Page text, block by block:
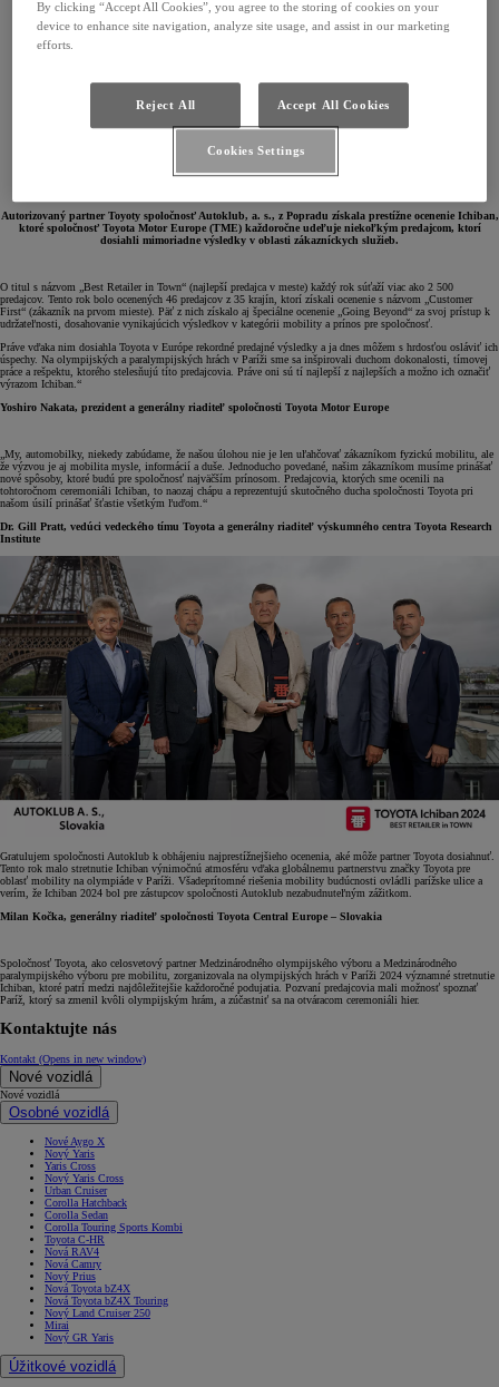
Autorizovaný partner Toyoty spoločnosť Autoklub, a. s., z Popradu získala prestížne ocenenie Ichiban,
ktoré spoločnosť Toyota Motor Europe (TME) každoročne udeľuje niekoľkým predajcom, ktorí
dosiahli mimoriadne výsledky v oblasti zákazníckych služieb.
O titul s názvom „Best Retailer in Town“ (najlepší predajca v meste) každý rok súťaží viac ako 2 500
predajcov. Tento rok bolo ocenených 46 predajcov z 35 krajín, ktorí získali ocenenie s názvom „Customer
First“ (zákazník na prvom mieste). Päť z nich získalo aj špeciálne ocenenie „Going Beyond“ za svoj prístup k
udržateľnosti, dosahovanie vynikajúcich výsledkov v kategórii mobility a prínos pre spoločnosť.
Práve vďaka nim dosiahla Toyota v Európe rekordné predajné výsledky a ja dnes môžem s hrdosťou osláviť ich
úspechy. Na olympijských a paralympijských hrách v Paríži sme sa inšpirovali duchom dokonalosti, tímovej
práce a rešpektu, ktorého stelesňujú títo predajcovia. Práve oni sú tí najlepší z najlepších a možno ich označiť
výrazom Ichiban.“
Yoshiro Nakata, prezident a generálny riaditeľ spoločnosti Toyota Motor Europe
„My, automobilky, niekedy zabúdame, že našou úlohou nie je len uľahčovať zákazníkom fyzickú mobilitu, ale
že výzvou je aj mobilita mysle, informácií a duše. Jednoducho povedané, našim zákazníkom musíme prinášať
nové spôsoby, ktoré budú pre spoločnosť najväčším prínosom. Predajcovia, ktorých sme ocenili na
tohtoročnom ceremoniáli Ichiban, to naozaj chápu a reprezentujú skutočného ducha spoločnosti Toyota pri
našom úsilí prinášať šťastie všetkým ľuďom.“
Dr. Gill Pratt, vedúci vedeckého tímu Toyota a generálny riaditeľ výskumného centra Toyota Research
Institute
Gratulujem spoločnosti Autoklub k obhájeniu najprestížnejšieho ocenenia, aké môže partner Toyota dosiahnuť.
Tento rok malo stretnutie Ichiban výnimočnú atmosféru vďaka globálnemu partnerstvu značky Toyota pre
oblasť mobility na olympiáde v Paríži. Všadeprítomné riešenia mobility budúcnosti ovládli parížske ulice a
verím, že Ichiban 2024 bol pre zástupcov spoločnosti Autoklub nezabudnuteľným zážitkom.
Milan Kočka, generálny riaditeľ spoločnosti Toyota Central Europe – Slovakia
Spoločnosť Toyota, ako celosvetový partner Medzinárodného olympijského výboru a Medzinárodného
paralympijského výboru pre mobilitu, zorganizovala na olympijských hrách v Paríži 2024 významné stretnutie
Ichiban, ktoré patrí medzi najdôležitejšie každoročné podujatia. Pozvaní predajcovia mali možnosť spoznať
Paríž, ktorý sa zmenil kvôli olympijským hrám, a zúčastniť sa na otváracom ceremoniáli hier.
Kontaktujte nás
Kontakt (Opens in new window)
Nové vozidlá
Nové vozidlá
Osobné vozidlá
Nové Aygo X
Nový Yaris
Yaris Cross
Nový Yaris Cross
Urban Cruiser
Corolla Hatchback
Corolla Sedan
Corolla Touring Sports Kombi
Toyota C-HR
Nová RAV4
Nová Camry
Nový Prius
Nová Toyota bZ4X
Nová Toyota bZ4X Touring
Nový Land Cruiser 250
Mirai
Nový GR Yaris
Úžitkové vozidlá
By clicking “Accept All Cookies”, you agree to the storing of cookies on your
device to enhance site navigation, analyze site usage, and assist in our marketing
efforts.
Reject All Accept All Cookies
Cookies Settings